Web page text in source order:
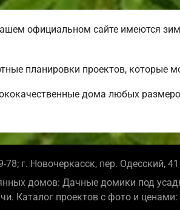
официальном сайте имеются
планировки проектов, которые
дома любых
78; г. Новочеркасск, пер. Одесский, 41
домов: Дачные домики под
Каталог проектов с фото и